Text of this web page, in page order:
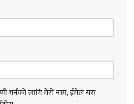
गर्नको लागि मेरो नाम, ईमेल यस